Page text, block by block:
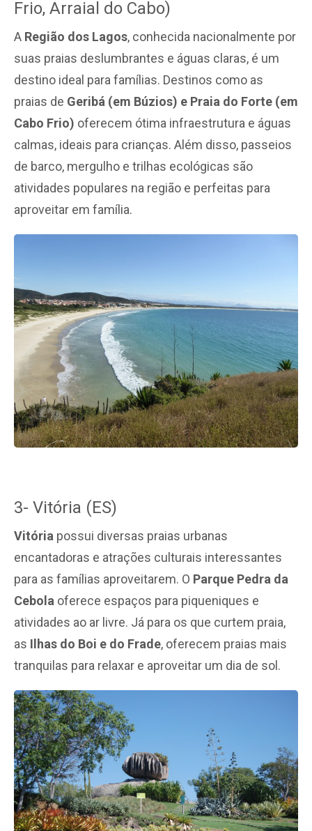
Frio, Arraial do Cabo)
A Região dos Lagos, conhecida nacionalmente por
suas praias deslumbrantes e águas claras, é um
destino ideal para famílias. Destinos como as
praias de Geribá (em Búzios) e Praia do Forte (em
Cabo Frio) oferecem ótima infraestrutura e águas
calmas, ideais para crianças. Além disso, passeios
de barco, mergulho e trilhas ecológicas são
atividades populares na região e perfeitas para
aproveitar em família.
3- Vitória (ES)
Vitória possui diversas praias urbanas
encantadoras e atrações culturais interessantes
para as famílias aproveitarem. O Parque Pedra da
Cebola oferece espaços para piqueniques e
atividades ao ar livre. Já para os que curtem praia,
as Ilhas do Boi e do Frade, oferecem praias mais
tranquilas para relaxar e aproveitar um dia de sol.